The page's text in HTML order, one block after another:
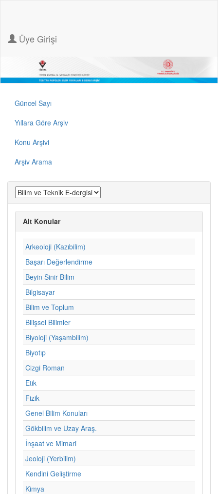
Üye Girişi
Güncel Sayı
Yıllara Göre Arşiv
Konu Arşivi
Arşiv Arama
Alt Konular
Arkeoloji (Kazıbilim)
Başarı Değerlendirme
Beyin Sinir Bilim
Bilgisayar
Bilim ve Toplum
Bilişsel Bilimler
Biyoloji (Yaşambilim)
Biyotıp
Cizgi Roman
Etik
Fizik
Genel Bilim Konuları
Gökbilim ve Uzay Araş.
İnşaat ve Mimari
Jeoloji (Yerbilim)
Kendini Geliştirme
Kimya